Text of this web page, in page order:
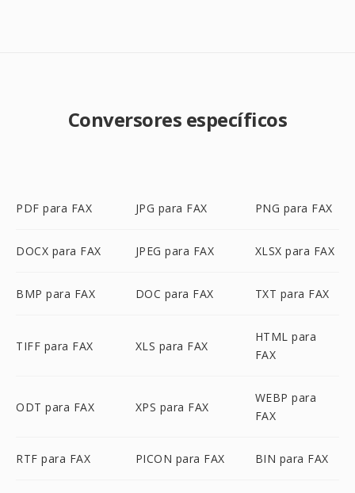
Conversores específicos
PDF para FAX JPG para FAX PNG para FAX
DOCX para FAX JPEG para FAX XLSX para FAX
BMP para FAX DOC para FAX TXT para FAX
TIFF para FAX XLS para FAX
HTML para
FAX
ODT para FAX XPS para FAX
WEBP para
FAX
RTF para FAX PICON para FAX BIN para FAX